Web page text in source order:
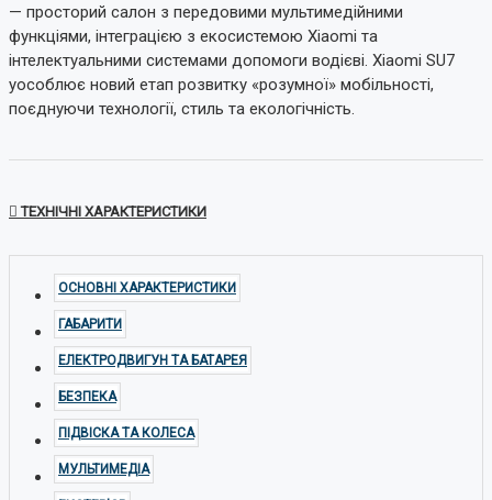
— просторий салон з передовими мультимедійними
функціями, інтеграцією з екосистемою Xiaomi та
інтелектуальними системами допомоги водієві. Xiaomi SU7
уособлює новий етап розвитку «розумної» мобільності,
поєднуючи технології, стиль та екологічність.
ТЕХНІЧНІ ХАРАКТЕРИСТИКИ
ОСНОВНІ ХАРАКТЕРИСТИКИ
ГАБАРИТИ
ЕЛЕКТРОДВИГУН ТА БАТАРЕЯ
БЕЗПЕКА
ПІДВІСКА ТА КОЛЕСА
МУЛЬТИМЕДІА